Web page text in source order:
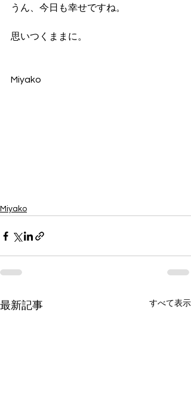
うん、今日も幸せですね。
思いつくままに。
Miyako
Miyako
最新記事 すべて表示